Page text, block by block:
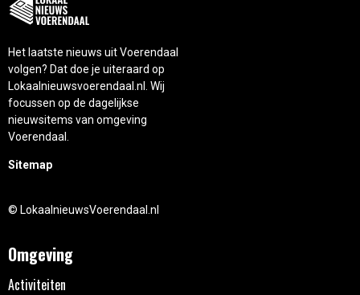
Het laatste nieuws uit Voerendaal
volgen? Dat doe je uiteraard op
Lokaalnieuwsvoerendaal.nl. Wij
focussen op de dagelijkse
nieuwsitems van omgeving
Voerendaal.
Sitemap
© LokaalnieuwsVoerendaal.nl
Omgeving
Activiteiten